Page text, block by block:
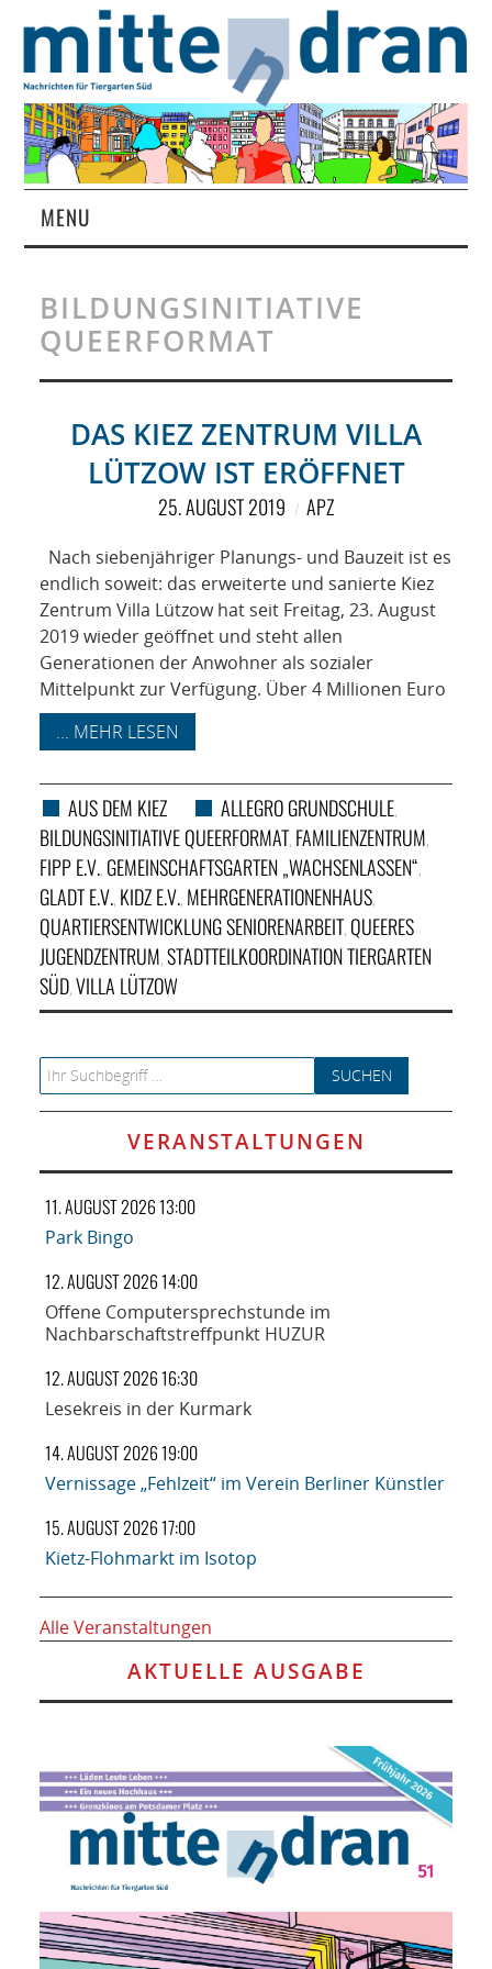
MENU
MAGAZIN
ÜBER UNS
RUBRIKEN
SPONSORING
KONTAKT
BILDUNGSINITIATIVE
QUEERFORMAT
DAS KIEZ ZENTRUM VILLA
LÜTZOW IST ERÖFFNET
25. AUGUST 2019 APZ
Nach siebenjähriger Planungs- und Bauzeit ist es
endlich soweit: das erweiterte und sanierte Kiez
Zentrum Villa Lützow hat seit Freitag, 23. August
2019 wieder geöffnet und steht allen
Generationen der Anwohner als sozialer
Mittelpunkt zur Verfügung. Über 4 Millionen Euro
... MEHR LESEN
AUS DEM KIEZ ALLEGRO GRUNDSCHULE,
BILDUNGSINITIATIVE QUEERFORMAT, FAMILIENZENTRUM,
FIPP E.V., GEMEINSCHAFTSGARTEN „WACHSENLASSEN“,
GLADT E.V., KIDZ E.V., MEHRGENERATIONENHAUS,
QUARTIERSENTWICKLUNG SENIORENARBEIT, QUEERES
JUGENDZENTRUM,STADTTEILKOORDINATION TIERGARTEN
SÜD,VILLA LÜTZOW
Search for:
VERANSTALTUNGEN
11. AUGUST 2026 13:00
Park Bingo
12. AUGUST 2026 14:00
Offene Computersprechstunde im
Nachbarschaftstreffpunkt HUZUR
12. AUGUST 2026 16:30
Lesekreis in der Kurmark
14. AUGUST 2026 19:00
Vernissage „Fehlzeit“ im Verein Berliner Künstler
15. AUGUST 2026 17:00
Kietz-Flohmarkt im Isotop
Alle Veranstaltungen
AKTUELLE AUSGABE